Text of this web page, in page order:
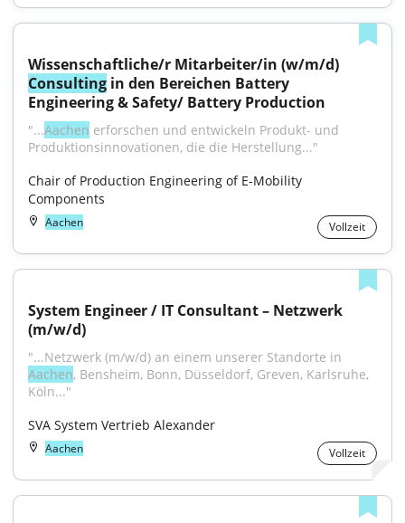
Consulting in den Bereichen Battery
Engineering & Safety/ Battery Production
"...Aachen erforschen und entwickeln Produkt- und
Produktionsinnovationen, die die Herstellung..."
Chair of Production Engineering of E-Mobility
Components
Aachen Vollzeit
System Engineer / IT Consultant – Netzwerk
(m/w/d)
Aachen, Bensheim, Bonn, Düsseldorf, Greven, Karlsruhe,
Köln..."
SVA System Vertrieb Alexander
Aachen Vollzeit